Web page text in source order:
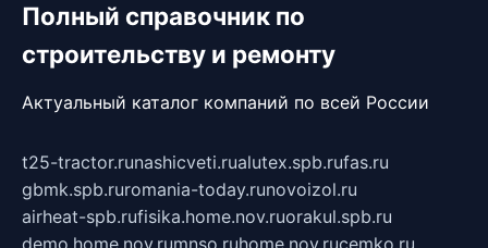
Полный справочник по
строительству и ремонту
Актуальный каталог компаний по всей России
t25-tractor.runashicveti.rualutex.spb.rufas.ru
gbmk.spb.ruromania-today.runovoizol.ru
airheat-spb.rufisika.home.nov.ruorakul.spb.ru
demo.home.nov.rumnso.ruhome.nov.rucemko.ru